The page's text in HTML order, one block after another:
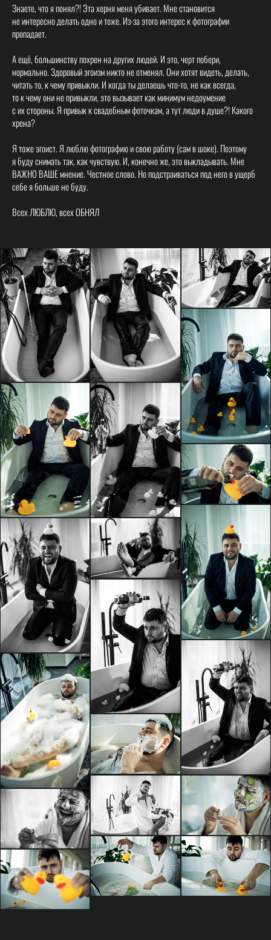
Знаете, что я понял?! Эта херня меня убивает. Мне становится
не интересно делать одно и тоже. Из-за этого интерес к фотографии
пропадает.
А ещё, большинству похрен на других людей. И это, черт побери,
нормально. Здоровый эгоизм никто не отменял. Они хотят видеть, делать,
читать то, к чему привыкли. И когда ты делаешь что-то, не как всегда,
то к чему они не привыкли, это вызывает как минимум недоумение
с их стороны. Я привык к свадебным фоточкам, а тут люди в душе?! Какого
хрена?
Я тоже эгоист. Я люблю фотографию и свою работу (сам в шоке). Поэтому
я буду снимать так, как чувствую. И, конечно же, это выкладывать. Мне
ВАЖНО ВАШЕ мнение. Честное слово. Но подстраиваться под него в ущерб
себе я больше не буду.
Всех ЛЮБЛЮ, всех ОБНЯЛ